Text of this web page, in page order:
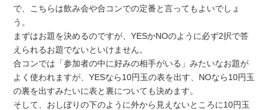
で、こちらは飲み会や合コンでの定番と言ってもよいでしょ
う。
まずはお題を決めるのですが、YESかNOのように必ず2択で答
えられるお題でないといけません。
合コンでは「参加者の中に好みの相手がいる」みたいなお題が
よく使われますが、YESなら10円玉の表を出す、NOなら10円玉
の裏を出すみたいに表と裏についても決めます。
そして、おしぼりの下のように外から見えないところに10円玉